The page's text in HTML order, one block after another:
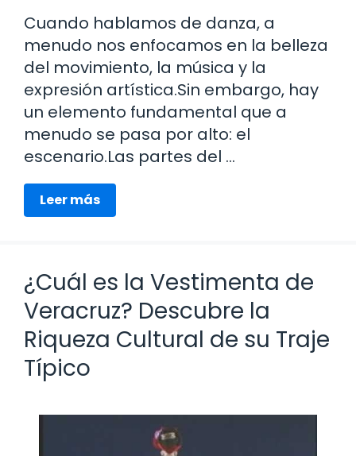
Cuando hablamos de danza, a
menudo nos enfocamos en la belleza
del movimiento, la música y la
expresión artística.Sin embargo, hay
un elemento fundamental que a
menudo se pasa por alto: el
escenario.Las partes del …
Leer más
¿Cuál es la Vestimenta de
Veracruz? Descubre la
Riqueza Cultural de su Traje
Típico